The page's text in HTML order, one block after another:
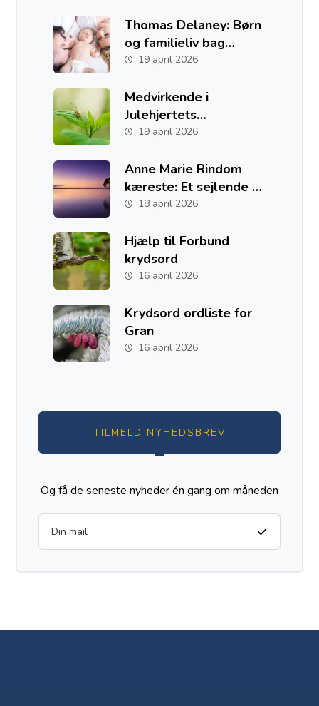
Thomas Delaney: Børn
og familieliv bag
fodboldkarrieren
19 april 2026
Medvirkende i
Julehjertets
Hemmelighed
19 april 2026
Anne Marie Rindom
kæreste: Et sejlende liv
med to hjem i Danmark
18 april 2026
Hjælp til Forbund
krydsord
16 april 2026
Krydsord ordliste for
Gran
16 april 2026
TILMELD NYHEDSBREV
Og få de seneste nyheder én gang om måneden